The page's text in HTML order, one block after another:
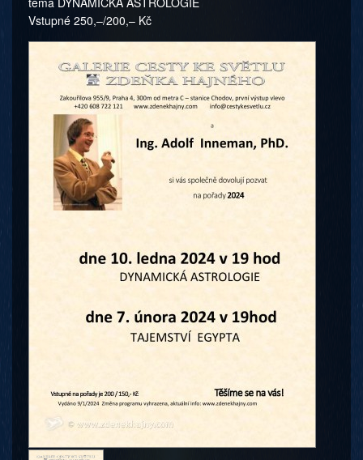
Kontakty
Vstupné 250,–/200,– Kč